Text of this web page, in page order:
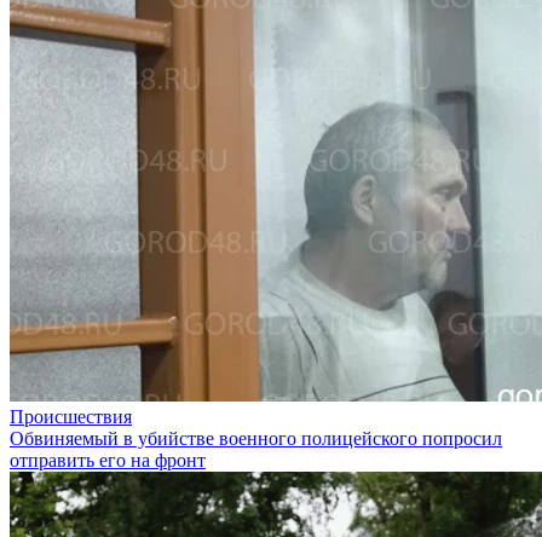
Происшествия
Обвиняемый в убийстве военного полицейского попросил
отправить его на фронт